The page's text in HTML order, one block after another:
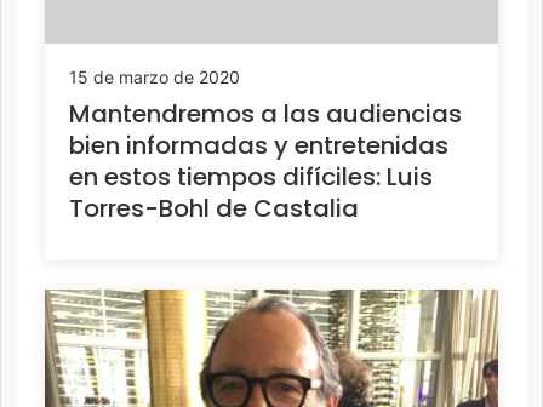
15 de marzo de 2020
Mantendremos a las audiencias
bien informadas y entretenidas
en estos tiempos difíciles: Luis
Torres-Bohl de Castalia